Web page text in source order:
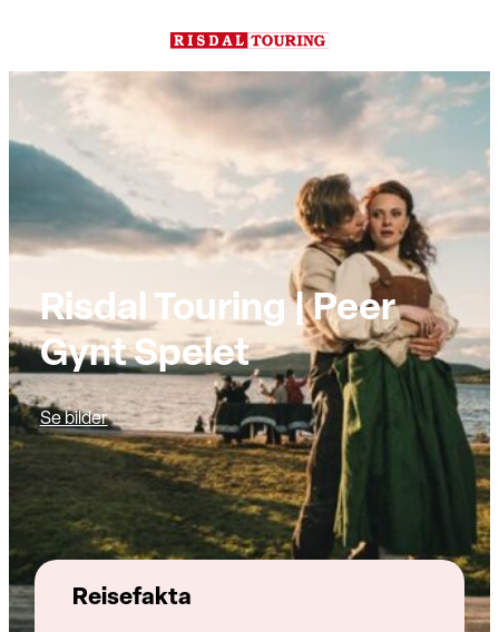
innhold
Risdal Touring | Peer
Gynt Spelet
Se bilder
Reisefakta